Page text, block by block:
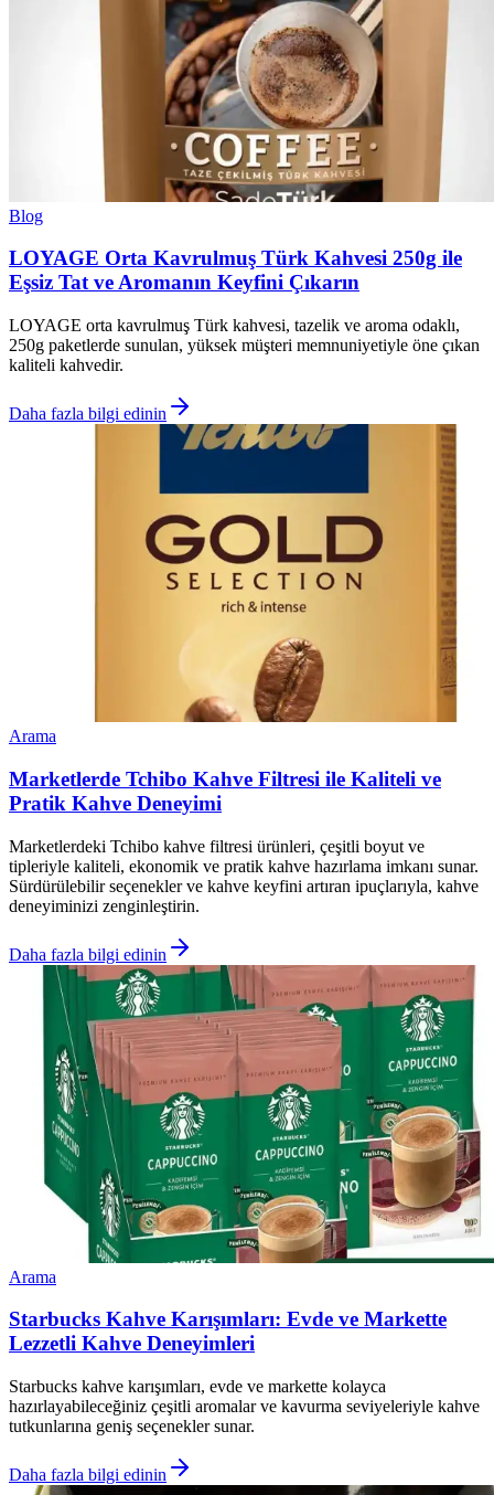
Blog
LOYAGE Orta Kavrulmuş Türk Kahvesi 250g ile
Eşsiz Tat ve Aromanın Keyfini Çıkarın
LOYAGE orta kavrulmuş Türk kahvesi, tazelik ve aroma odaklı,
250g paketlerde sunulan, yüksek müşteri memnuniyetiyle öne çıkan
kaliteli kahvedir.
Daha fazla bilgi edinin
Arama
Marketlerde Tchibo Kahve Filtresi ile Kaliteli ve
Pratik Kahve Deneyimi
Marketlerdeki Tchibo kahve filtresi ürünleri, çeşitli boyut ve
tipleriyle kaliteli, ekonomik ve pratik kahve hazırlama imkanı sunar.
Sürdürülebilir seçenekler ve kahve keyfini artıran ipuçlarıyla, kahve
deneyiminizi zenginleştirin.
Daha fazla bilgi edinin
Arama
Starbucks Kahve Karışımları: Evde ve Markette
Lezzetli Kahve Deneyimleri
Starbucks kahve karışımları, evde ve markette kolayca
hazırlayabileceğiniz çeşitli aromalar ve kavurma seviyeleriyle kahve
tutkunlarına geniş seçenekler sunar.
Daha fazla bilgi edinin